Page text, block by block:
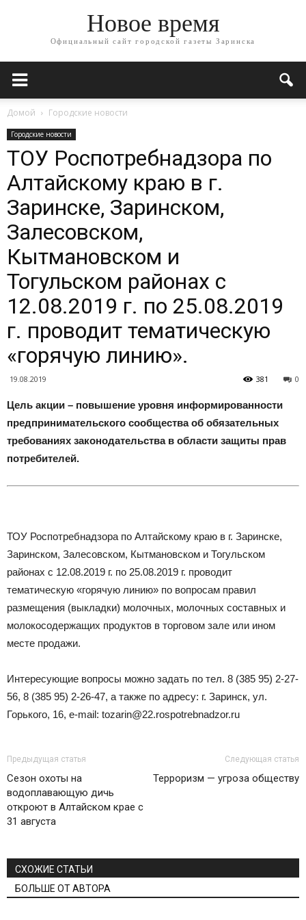
Новое время
Официальный сайт городской газеты Заринска
Домой Городские новости
Городские новости
ТОУ Роспотребнадзора по
Алтайскому краю в г.
Заринске, Заринском,
Залесовском,
Кытмановском и
Тогульском районах с
12.08.2019 г. по 25.08.2019
г. проводит тематическую
«горячую линию».
19.08.2019 0
381
Цель акции – повышение уровня информированности
предпринимательского сообщества об обязательных
требованиях законодательства в области защиты прав
потребителей.
ТОУ Роспотребнадзора по Алтайскому краю в г. Заринске,
Заринском, Залесовском, Кытмановском и Тогульском
районах с 12.08.2019 г. по 25.08.2019 г. проводит
тематическую «горячую линию» по вопросам правил
размещения (выкладки) молочных, молочных составных и
молокосодержащих продуктов в торговом зале или ином
месте продажи.
Интересующие вопросы можно задать по тел. 8 (385 95) 2-27-
56, 8 (385 95) 2-26-47, а также по адресу: г. Заринск, ул.
Горького, 16, e-mail: tozarin@22.rospotrebnadzor.ru
Предыдущая статья
Сезон охоты на
водоплавающую дичь
откроют в Алтайском крае с
31 августа
Следующая статья
Терроризм — угроза обществу
СХОЖИЕ СТАТЬИ
БОЛЬШЕ ОТ АВТОРА